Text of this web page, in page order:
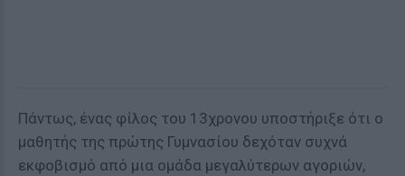
Πάντως, ένας φίλος του 13χρονου υποστήριξε ότι ο
μαθητής της πρώτης Γυμνασίου δεχόταν συχνά
εκφοβισμό από μια ομάδα μεγαλύτερων αγοριών,